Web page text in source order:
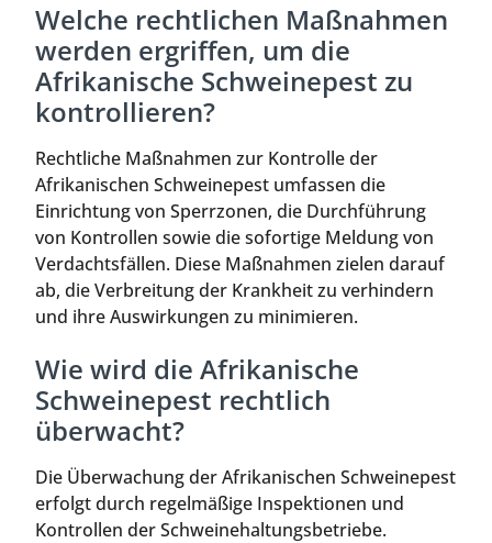
Welche rechtlichen Maßnahmen
werden ergriffen, um die
Afrikanische Schweinepest zu
kontrollieren?
Rechtliche Maßnahmen zur Kontrolle der
Afrikanischen Schweinepest umfassen die
Einrichtung von Sperrzonen, die Durchführung
von Kontrollen sowie die sofortige Meldung von
Verdachtsfällen. Diese Maßnahmen zielen darauf
ab, die Verbreitung der Krankheit zu verhindern
und ihre Auswirkungen zu minimieren.
Wie wird die Afrikanische
Schweinepest rechtlich
überwacht?
Die Überwachung der Afrikanischen Schweinepest
erfolgt durch regelmäßige Inspektionen und
Kontrollen der Schweinehaltungsbetriebe.